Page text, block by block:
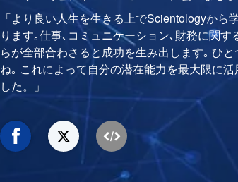
「より良い人生を生きる上でScientologyから
ります｡仕事､コミュニケーション､財務に関す
らが全部合わさると成功を生み出します｡ ひ
ね｡ これによって自分の潜在能力を最大限に活
した。」